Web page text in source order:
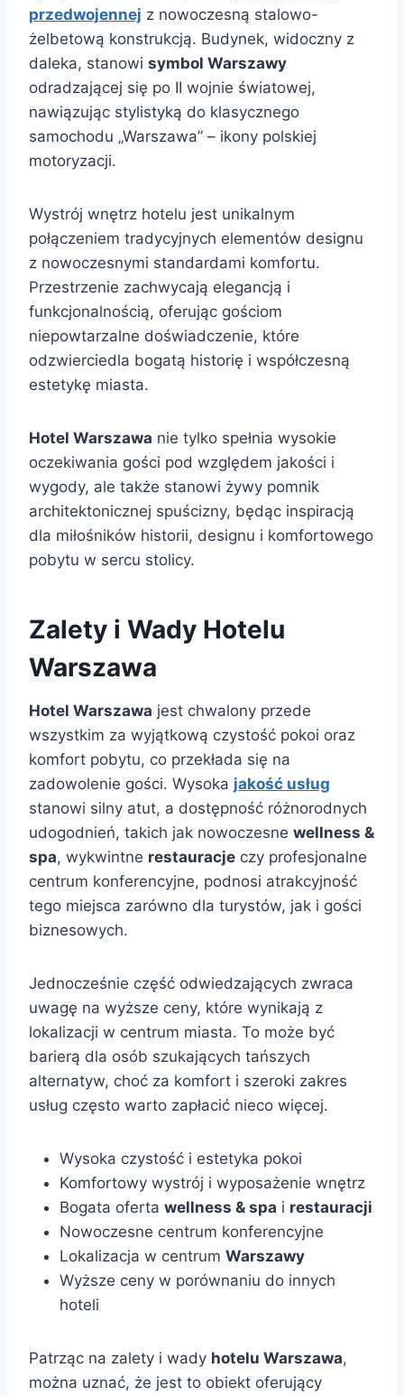
przedwojennej z nowoczesną stalowo-
żelbetową konstrukcją. Budynek, widoczny z
daleka, stanowi symbol Warszawy
odradzającej się po II wojnie światowej,
nawiązując stylistyką do klasycznego
samochodu „Warszawa” – ikony polskiej
motoryzacji.
Wystrój wnętrz hotelu jest unikalnym
połączeniem tradycyjnych elementów designu
z nowoczesnymi standardami komfortu.
Przestrzenie zachwycają elegancją i
funkcjonalnością, oferując gościom
niepowtarzalne doświadczenie, które
odzwierciedla bogatą historię i współczesną
estetykę miasta.
Hotel Warszawa nie tylko spełnia wysokie
oczekiwania gości pod względem jakości i
wygody, ale także stanowi żywy pomnik
architektonicznej spuścizny, będąc inspiracją
dla miłośników historii, designu i komfortowego
pobytu w sercu stolicy.
Zalety i Wady Hotelu
Warszawa
Hotel Warszawa jest chwalony przede
wszystkim za wyjątkową czystość pokoi oraz
komfort pobytu, co przekłada się na
zadowolenie gości. Wysoka jakość usług
stanowi silny atut, a dostępność różnorodnych
udogodnień, takich jak nowoczesne wellness &
spa, wykwintne restauracje czy profesjonalne
centrum konferencyjne, podnosi atrakcyjność
tego miejsca zarówno dla turystów, jak i gości
biznesowych.
Jednocześnie część odwiedzających zwraca
uwagę na wyższe ceny, które wynikają z
lokalizacji w centrum miasta. To może być
barierą dla osób szukających tańszych
alternatyw, choć za komfort i szeroki zakres
usług często warto zapłacić nieco więcej.
Wysoka czystość i estetyka pokoi
Komfortowy wystrój i wyposażenie wnętrz
Bogata oferta wellness & spa i restauracji
Nowoczesne centrum konferencyjne
Lokalizacja w centrum Warszawy
Wyższe ceny w porównaniu do innych
hoteli
Patrząc na zalety i wady hotelu Warszawa,
można uznać, że jest to obiekt oferujący